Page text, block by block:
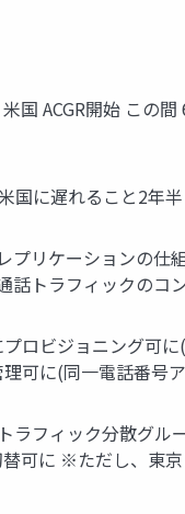
国 ACGR開始 この
国に遅れること2年半
リケーションの仕
話トラフィックのコ
プロビジョニング可
可に(同一電話番号
フィック分散グル
可に ※ただし、東